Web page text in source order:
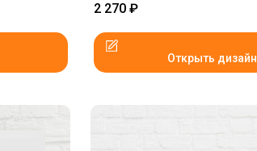
2 270 ₽
Открыть дизайн